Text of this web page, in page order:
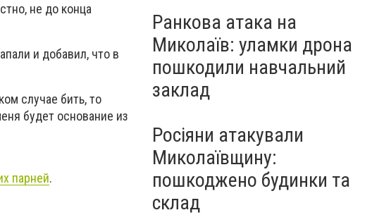
не до конца
и добавил, что в
случае бить, то
будет основание из
парней.
Ранкова атака на
Миколаїв: уламки дрона
пошкодили навчальний
заклад
Росіяни атакували
Миколаївщину:
пошкоджено будинки та
склад